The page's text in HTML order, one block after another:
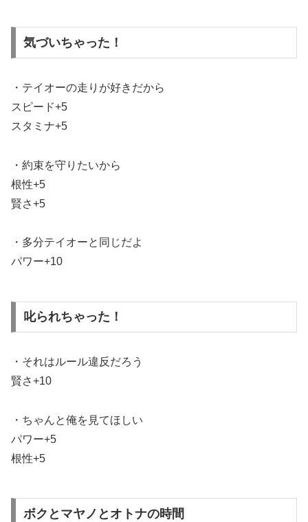
気づいちゃった！
・テイオーの走りが好きだから
スピード+5
スタミナ+5
・約束を守りたいから
根性+5
賢さ+5
・多分テイオーと同じだよ
パワー+10
叱られちゃった！
・それはルール違反だろう
賢さ+10
・ちゃんと俺を見てほしい
パワー+5
根性+5
ボクとマヤノとオトナの時間